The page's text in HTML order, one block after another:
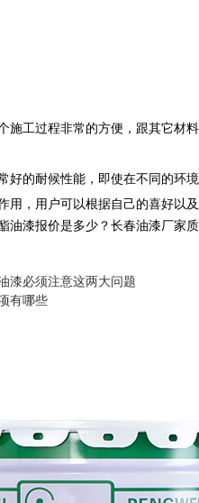
施工过程非常的方便，跟其它材
好的耐候性能，即使在不同的环
，用户可以根据自己的喜好以
油漆报价是多少？长春油漆厂
漆必须注意这两大问题
有哪些